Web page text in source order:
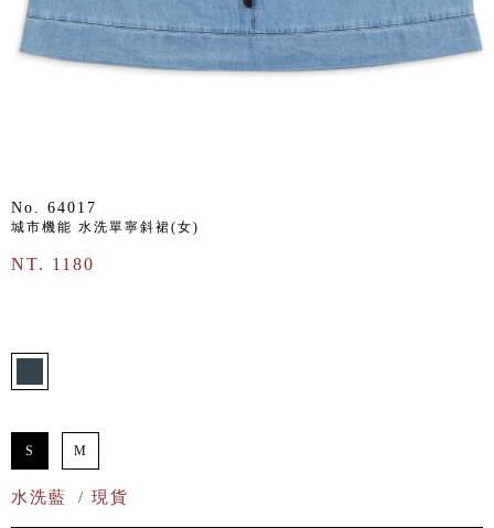
No. 64017
城市機能 水洗單寧斜裙(女)
NT. 1180
S M
水洗藍 / 現貨